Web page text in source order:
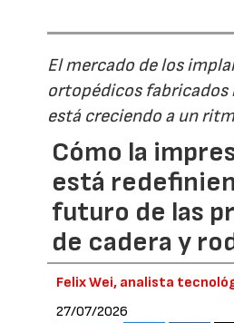
El mercado de los
ortopédicos fabricados
está creciendo a un
Cómo la
está
futuro de las
de cadera y
Felix Wei, analista
27/07/2026